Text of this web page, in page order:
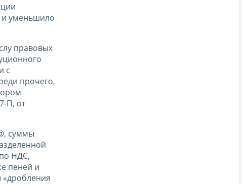
и уменьшило
правовых
с
прочего,
П, от
суммы
НДС,
пеней и